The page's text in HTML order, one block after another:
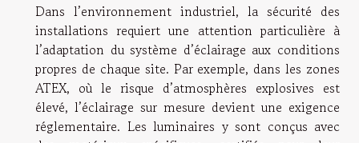
Dans l’environnement industriel, la sécurité des
installations requiert une attention particulière à
l’adaptation du système d’éclairage aux conditions
propres de chaque site. Par exemple, dans les zones
ATEX, où le risque d’atmosphères explosives est
élevé, l’éclairage sur mesure devient une exigence
réglementaire. Les luminaires y sont conçus avec